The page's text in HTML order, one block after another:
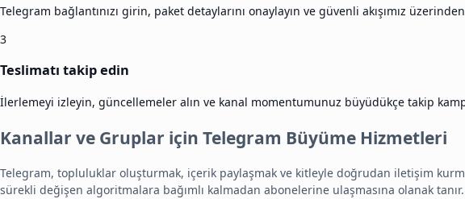
Telegram bağlantınızı girin, paket detaylarını onaylayın ve güvenli akışımız
3
Teslimatı takip edin
İlerlemeyi izleyin, güncellemeler alın ve kanal momentumunuz büyüdükçe takip
Kanallar ve Gruplar için Telegram Büyüme Hizmetleri
Telegram, topluluklar oluşturmak, içerik paylaşmak ve kitleyle doğrudan iletişim
sürekli değişen algoritmalara bağımlı kalmadan abonelerine ulaşmasına olanak tanır.